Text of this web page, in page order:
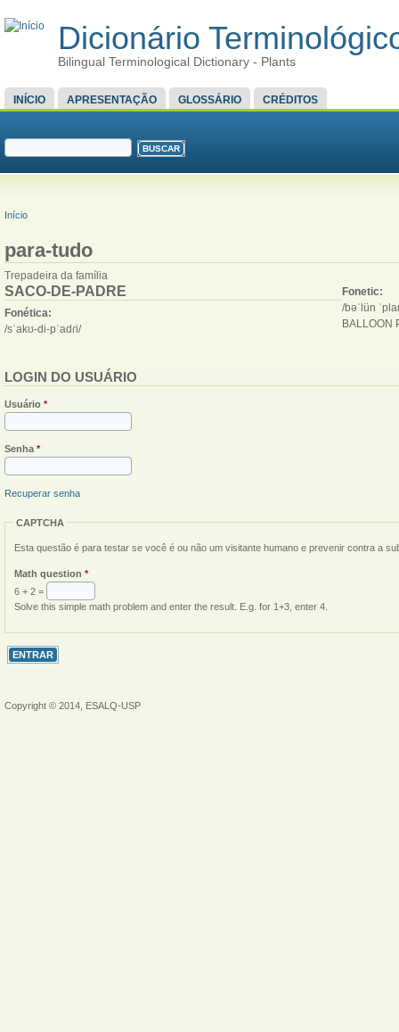
Dicionário
Bilingual Terminological Dictionary - Plants
MENU PRINCIPAL
INÍCIO APRESENTAÇÃO GLOSSÁRIO CRÉDITOS
FORMULÁRIO DE BUSCA
VOCÊ ESTÁ AQUI
Início
para-tudo
Trepadeira da família
SACO-DE-PADRE
Fonética:
/sˈakʊ-di-pˈadɾi/
Fonetic:
/bəˈlün
BALLOON
LOGIN DO USUÁRIO
Usuário *
Senha *
Recuperar senha
CAPTCHA
Esta questão é para testar se você é ou não um visitante humano e prevenir contra a
Math question *
6 + 2 =
Solve this simple math problem and enter the result. E.g. for 1+3, enter 4.
Copyright © 2014, ESALQ-USP